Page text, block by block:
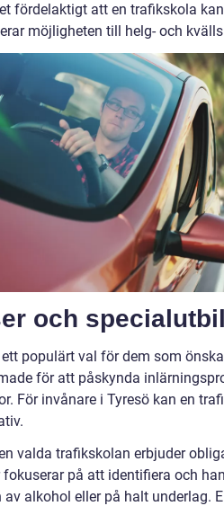
fördelaktigt att en trafikskola
möjligheten till helg- och
och
populärt val för dem som
för att påskynda
För invånare i Tyresö kan en
valda trafikskolan erbjuder
fokuserar på att identifiera och
alkohol eller på halt underlag.